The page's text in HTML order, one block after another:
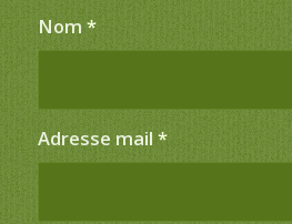
Nom *
Adresse mail *